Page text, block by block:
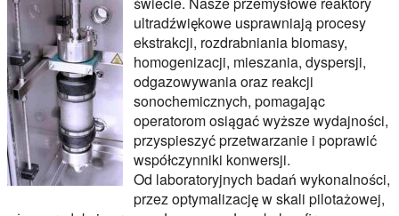
ultradźwiękowe usprawniają procesy
ekstrakcji, rozdrabniania biomasy,
homogenizacji, mieszania, dyspersji,
odgazowywania oraz reakcji
sonochemicznych, pomagając
operatorom osiągać wyższe wydajności,
przyspieszyć przetwarzanie i poprawić
współczynniki konwersji.
Od laboratoryjnych badań wykonalności,
przez optymalizację w skali pilotażowej,